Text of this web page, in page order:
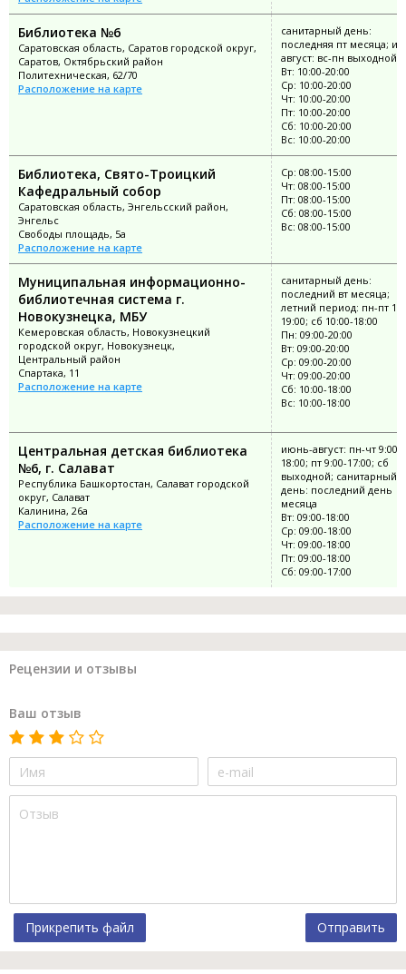
Библиотека №6
Саратовская область, Саратов городской округ,
Саратов, Октябрьский район
Политехническая, 62/70
Расположение на карте
санитарный день:
последняя пт месяца;
август: вс-пн выходной
Вт: 10:00-20:00
Ср: 10:00-20:00
Чт: 10:00-20:00
Пт: 10:00-20:00
Сб: 10:00-20:00
Вс: 10:00-20:00
Библиотека, Свято-Троицкий
Кафедральный собор
Саратовская область, Энгельсский район,
Энгельс
Свободы площадь, 5а
Расположение на карте
Ср: 08:00-15:00
Чт: 08:00-15:00
Пт: 08:00-15:00
Сб: 08:00-15:00
Вс: 08:00-15:00
Муниципальная информационно-
библиотечная система г.
Новокузнецка, МБУ
Кемеровская область, Новокузнецкий
городской округ, Новокузнецк,
Центральный район
Спартака, 11
Расположение на карте
санитарный день:
последний вт месяца;
летний период: пн-пт
19:00; сб 10:00-18:00
Пн: 09:00-20:00
Вт: 09:00-20:00
Ср: 09:00-20:00
Чт: 09:00-20:00
Сб: 10:00-18:00
Вс: 10:00-18:00
Центральная детская библиотека
№6, г. Салават
Республика Башкортостан, Салават городской
округ, Салават
Калинина, 26а
Расположение на карте
июнь-август: пн-чт 9:00-
18:00; пт 9:00-17:00; сб
выходной; санитарный
день: последний день
месяца
Вт: 09:00-18:00
Ср: 09:00-18:00
Чт: 09:00-18:00
Пт: 09:00-18:00
Сб: 09:00-17:00
Рецензии и отзывы
Ваш отзыв
Прикрепить файл Отправить